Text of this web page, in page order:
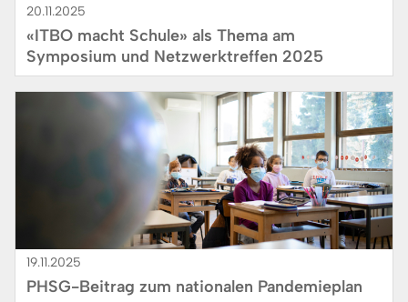
20.11.2025
«ITBO macht Schule» als Thema am
Symposium und Netzwerktreffen 2025
19.11.2025
PHSG-Beitrag zum nationalen Pandemieplan